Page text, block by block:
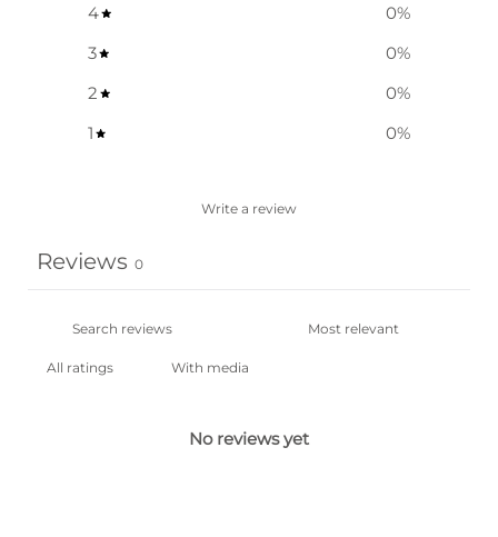
4
0%
3
0%
2
0%
1
0%
Write a review
Reviews 0
With media
No reviews yet